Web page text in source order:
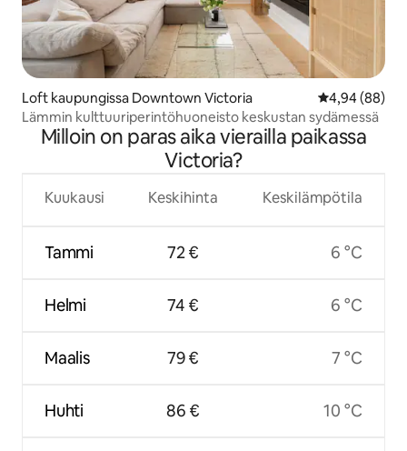
Loft kaupungissa Downtown Victoria
4,94 (88)
Lämmin kulttuuriperintöhuoneisto keskustan sydämessä
Milloin on paras aika vierailla paikassa
Victoria?
Kuukausi
Tammi
Helmi
Maalis
Huhti
Keskihinta
72 €
74 €
79 €
86 €
Keskilämpötila
6 °C
6 °C
7 °C
10 °C